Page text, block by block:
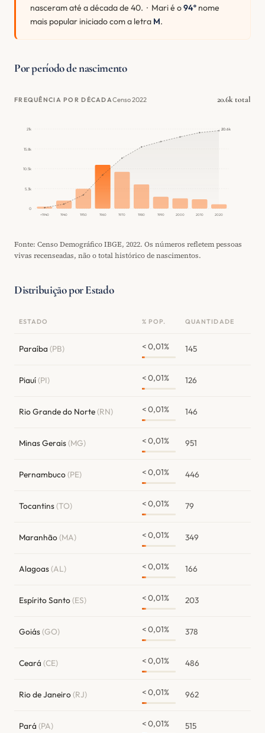
nasceram até a década de 40. · Mari é o94º nome
mais popular iniciado com a letra M.
Por período de nascimento
FREQUÊNCIA POR DÉCADACenso 2022 20.6k total
0
5.3k
10.5k
15.8k
21k
<1940 1940 1950 1960 1970 1980 1990 2000 2010 2020
20.6k
Fonte: Censo Demográfico IBGE, 2022. Os números refletem pessoas
vivas recenseadas, não o total histórico de nascimentos.
Distribuição por Estado
ESTADO % POP. QUANTIDADE
Paraíba (PB) < 0,01% 145
Piauí(PI) < 0,01% 126
Rio Grande do Norte(RN) < 0,01% 146
Minas Gerais(MG) < 0,01% 951
Pernambuco(PE) < 0,01% 446
Tocantins(TO) < 0,01% 79
Maranhão(MA) < 0,01% 349
Alagoas(AL) < 0,01% 166
Espírito Santo(ES) < 0,01% 203
Goiás(GO) < 0,01% 378
Ceará (CE) < 0,01% 486
Rio de Janeiro(RJ) < 0,01% 962
Pará (PA) < 0,01% 515